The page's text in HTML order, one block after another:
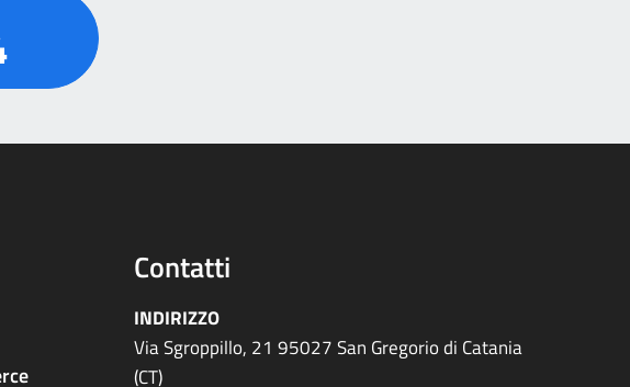
Contatti
INDIRIZZO
Via Sgroppillo, 21 95027 San Gregorio di Catania
(CT)